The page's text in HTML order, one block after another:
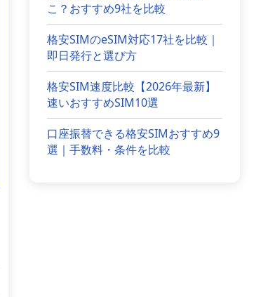
こ？おすすめ9社を比較
格安SIMのeSIM対応17社を比較｜
即日発行と選び方
格安SIM速度比較【2026年最新】
速いおすすめSIM10選
口座振替できる格安SIMおすすめ9
選｜手数料・条件を比較